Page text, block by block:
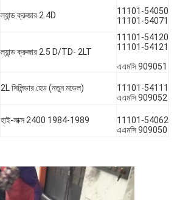
ল্যান্ড ক্রুজার 2.4D
11101-54050
11101-54071
ল্যান্ড ক্রুজার 2.5 D/TD- 2LT
11101-54120
11101-54121
এএমসি 909051
2L সিলিন্ডার হেড (নতুন মডেল)
11101-54111
এএমসি 909052
হাই-লাক্স 2400 1984-1989
11101-54062
এএমসি 909050